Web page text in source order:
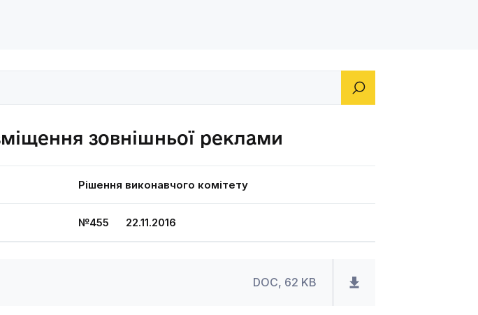
зовнішньої реклами
Рішення виконавчого комітету
№455 22.11.2016
DOC, 62 KB